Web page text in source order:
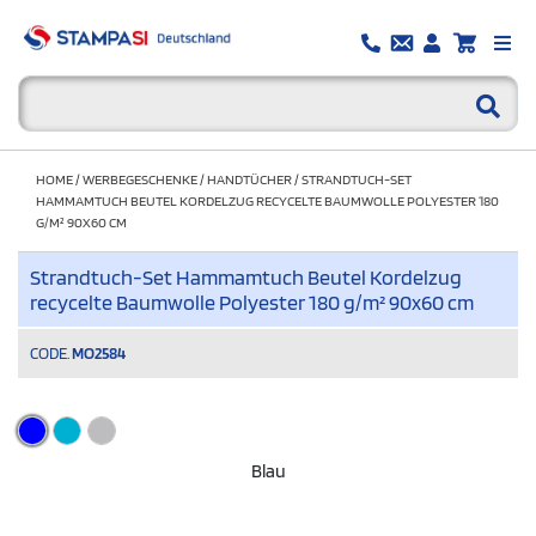
HOME/WERBEGESCHENKE/HANDTÜCHER/STRANDTUCH-SET
HAMMAMTUCH BEUTEL KORDELZUG RECYCELTE BAUMWOLLE POLYESTER 180
G/M² 90X60 CM
Strandtuch-Set Hammamtuch Beutel Kordelzug
recycelte Baumwolle Polyester 180 g/m² 90x60 cm
CODE. MO2584
Blau